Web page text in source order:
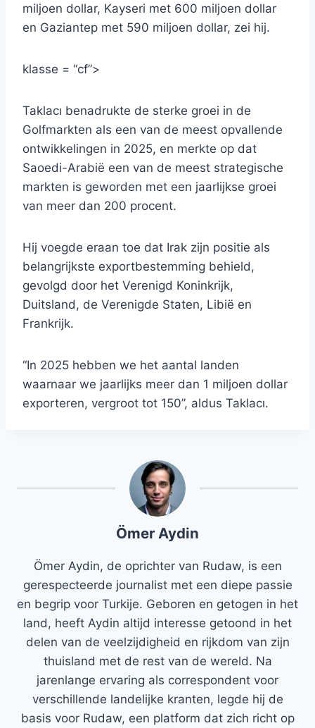
miljoen dollar, Kayseri met 600 miljoen dollar
en Gaziantep met 590 miljoen dollar, zei hij.
klasse = “cf”>
Taklacı benadrukte de sterke groei in de
Golfmarkten als een van de meest opvallende
ontwikkelingen in 2025, en merkte op dat
Saoedi-Arabië een van de meest strategische
markten is geworden met een jaarlijkse groei
van meer dan 200 procent.
Hij voegde eraan toe dat Irak zijn positie als
belangrijkste exportbestemming behield,
gevolgd door het Verenigd Koninkrijk,
Duitsland, de Verenigde Staten, Libië en
Frankrijk.
“In 2025 hebben we het aantal landen
waarnaar we jaarlijks meer dan 1 miljoen dollar
exporteren, vergroot tot 150”, aldus Taklacı.
Ömer Aydin
Ömer Aydin, de oprichter van Rudaw, is een
gerespecteerde journalist met een diepe passie
en begrip voor Turkije. Geboren en getogen in het
land, heeft Aydin altijd interesse getoond in het
delen van de veelzijdigheid en rijkdom van zijn
thuisland met de rest van de wereld. Na
jarenlange ervaring als correspondent voor
verschillende landelijke kranten, legde hij de
basis voor Rudaw, een platform dat zich richt op